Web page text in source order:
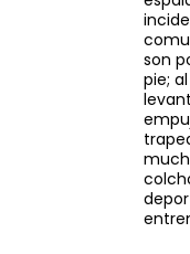
son
pie;